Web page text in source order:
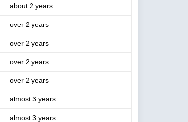
about 2 years
over 2 years
over 2 years
over 2 years
over 2 years
almost 3 years
almost 3 years